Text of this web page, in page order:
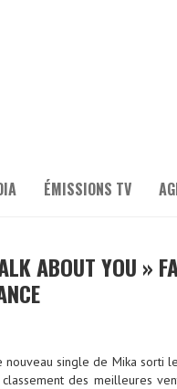
ÉMISSIONS TV
ABOUT YOU »
nouveau single de Mika
des meilleures